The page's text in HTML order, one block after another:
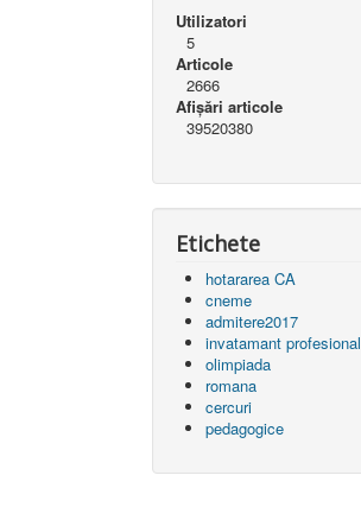
Utilizatori
5
Articole
2666
Afișări articole
39520380
Etichete
hotararea CA
cneme
admitere2017
invatamant profesional
olimpiada
romana
cercuri
pedagogice